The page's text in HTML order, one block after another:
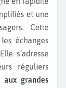
et une
Cette
échanges
s’adresse
réguliers
grandes